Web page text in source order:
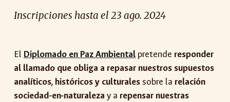
Inscripciones hasta el 23 ago. 2024
El Diplomado en Paz Ambiental pretende responder
al llamado que obliga a repasar nuestros supuestos
analíticos, históricos y culturales sobre la relación
sociedad-en-naturaleza y a repensar nuestras